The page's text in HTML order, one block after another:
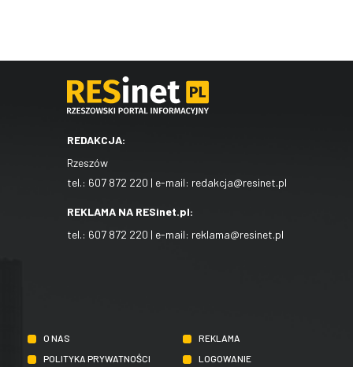
REDAKCJA:
Rzeszów
tel.: 607 872 220 | e-mail: redakcja@resinet.pl
REKLAMA NA RESinet.pl:
tel.: 607 872 220 | e-mail: reklama@resinet.pl
O NAS
REKLAMA
POLITYKA PRYWATNOŚCI
LOGOWANIE